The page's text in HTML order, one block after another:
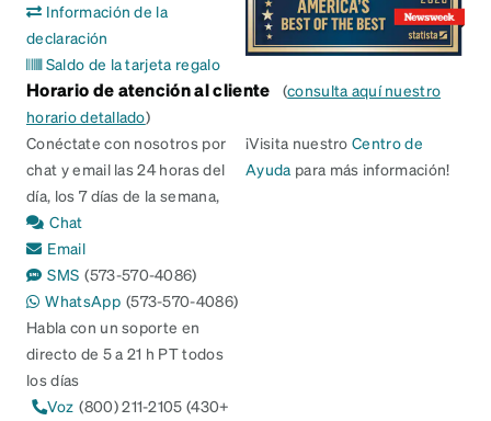
Información de la
declaración
Saldo de la tarjeta regalo
Horario de atención al cliente (consulta aquí nuestro
horario detallado)
Conéctate con nosotros por
chat y email las 24 horas del
día, los 7 días de la semana,
Chat
Email
SMS (573-570-4086)
WhatsApp (573-570-4086)
Habla con un soporte en
directo de 5 a 21 h PT todos
los días
Voz (800) 211-2105 (430+
¡Visita nuestroCentro de
Ayuda para más información!